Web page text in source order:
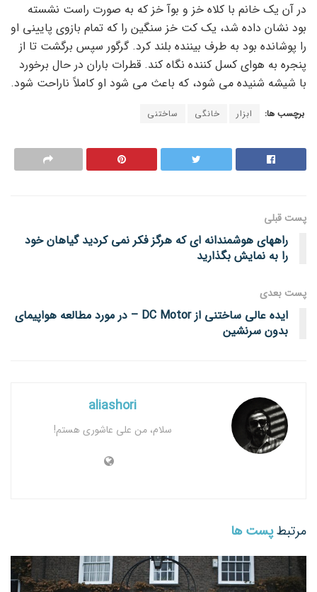
در آن یک خانم با کلاه خز و بوآ خز که به صورت راست نشسته
بود نشان داده شد، یک کت خز سنگین را که تمام بازوی پایینی او
را پوشانده بود به طرف بیننده بلند کرد. گرگور سپس برگشت تا از
پنجره به هوای کسل کننده نگاه کند. قطرات باران در حال برخورد
با شیشه شنیده می شود، که باعث می شود او کاملاً ناراحت شود.
برچسب ها: ابزار خانگی ساختنی
پست قبلی
راههای هوشمندانه ای که هرگز فکر نمی کردید گیاهان خود
را به نمایش بگذارید
پست‌ بعدی
ایده عالی ساختنی از DC Motor – در مورد مطالعه هواپیمای
بدون سرنشین
aliashori
سلام، من علی عاشوری هستم!
مرتبطپست ها